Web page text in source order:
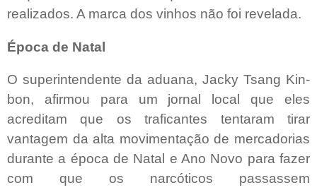
realizados. A marca dos vinhos não foi revelada.
Época de Natal
O superintendente da aduana, Jacky Tsang Kin-
bon, afirmou para um jornal local que eles
acreditam que os traficantes tentaram tirar
vantagem da alta movimentação de mercadorias
durante a época de Natal e Ano Novo para fazer
com que os narcóticos passassem